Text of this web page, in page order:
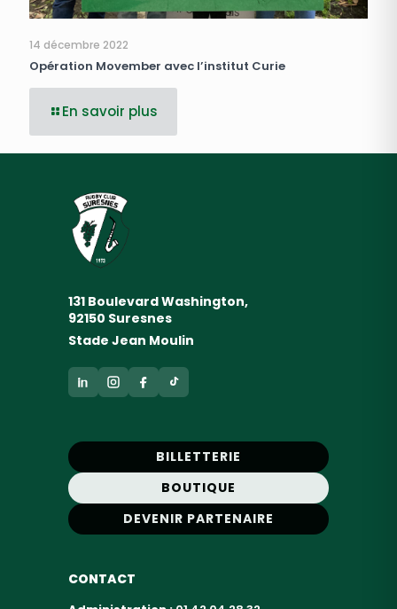
14 décembre 2022
Opération Movember avec l’institut Curie
En savoir plus
131 Boulevard Washington,
92150 Suresnes
Stade Jean Moulin
BILLETTERIE
BOUTIQUE
DEVENIR PARTENAIRE
CONTACT